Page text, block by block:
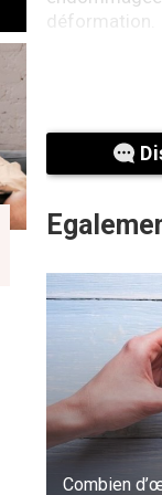
déformation.
Des
puissants
pont avec
coupantes
solidement
homme,
Combien